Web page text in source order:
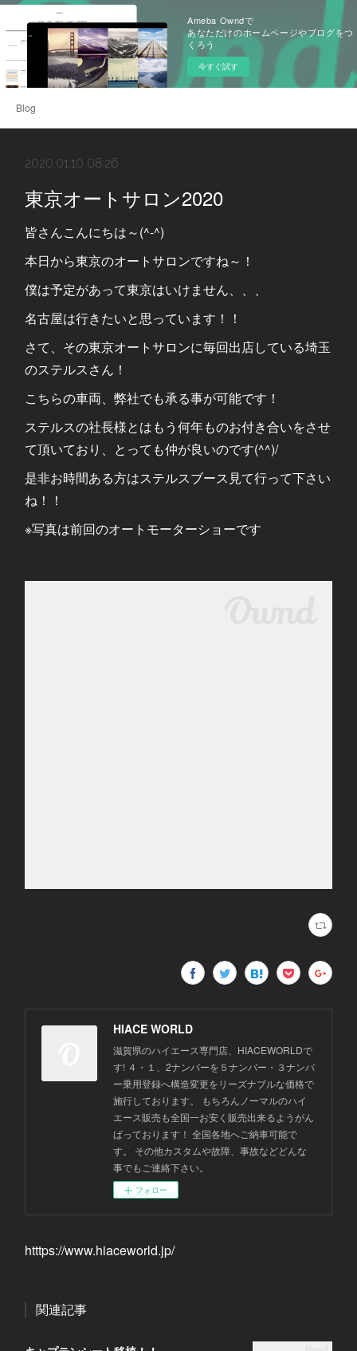
Ameba Owndで
あなただけのホームページやブログをつ
くろう
今すぐ試す
Blog
2020.01.10 08:26
東京オートサロン2020
皆さんこんにちは～(^-^)
本日から東京のオートサロンですね～！
僕は予定があって東京はいけません、、、
名古屋は行きたいと思っています！！
さて、その東京オートサロンに毎回出店している埼玉
のステルスさん！
こちらの車両、弊社でも承る事が可能です！
ステルスの社長様とはもう何年ものお付き合いをさせ
て頂いており、とっても仲が良いのです(^^)/
是非お時間ある方はステルスブース見て行って下さい
ね！！
※写真は前回のオートモーターショーです
HIACE WORLD
滋賀県のハイエース専門店、HIACEWORLDで
す! ４・１、2ナンバーを５ナンバー・３ナンバ
ー乗用登録へ構造変更をリーズナブルな価格で
施行しております。 もちろんノーマルのハイ
エース販売も全国一お安く販売出来るようがん
ばっております！ 全国各地へご納車可能で
す。 その他カスタムや故障、事故などどんな
事でもご連絡下さい。
フォロー
htttps://www.hiaceworld.jp/
関連記事